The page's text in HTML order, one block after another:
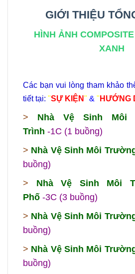
GIỚI THIỆU
HÌNH ẢNH
XANH
Các bạn vui lòng tham khảo
tiết tại: "SỰ KIỆN" & " HƯỚNG
>
Nhà Vệ Sinh Môi
Trình -1C (1 buồng)
> Nhà Vệ Sinh Môi
buồng)
>
Nhà Vệ Sinh Môi
Phố -3C (3 buồng)
> Nhà Vệ Sinh Môi
buồng)
> Nhà Vệ Sinh Môi
buồng)